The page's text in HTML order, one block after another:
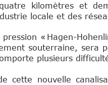
quatre kilomètres et
locale et des
« Hagen-
souterraine, sera
plusieurs
cette nouvelle